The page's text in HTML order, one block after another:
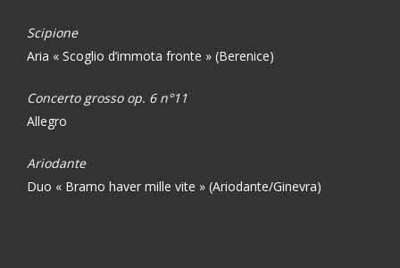
Scipione
Aria « Scoglio d’immota fronte » (Berenice)
Concerto grosso op. 6 n°11
Allegro
Ariodante
Duo « Bramo haver mille vite » (Ariodante/Ginevra)